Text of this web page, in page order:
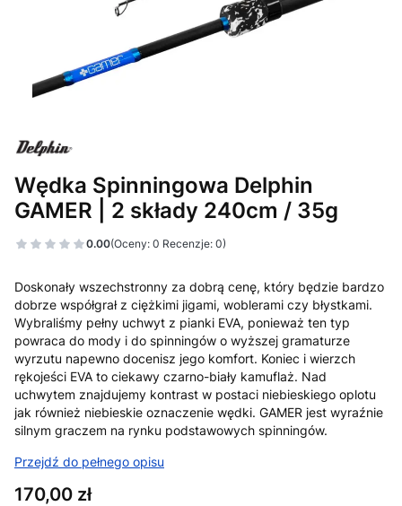
Wędka Spinningowa Delphin
GAMER | 2 składy 240cm / 35g
0.00(Oceny: 0 Recenzje: 0)
Doskonały wszechstronny za dobrą cenę, który będzie bardzo
dobrze współgrał z ciężkimi jigami, woblerami czy błystkami.
Wybraliśmy pełny uchwyt z pianki EVA, ponieważ ten typ
powraca do mody i do spinningów o wyższej gramaturze
wyrzutu napewno docenisz jego komfort. Koniec i wierzch
rękojeści EVA to ciekawy czarno-biały kamuflaż. Nad
uchwytem znajdujemy kontrast w postaci niebieskiego oplotu
jak również niebieskie oznaczenie wędki. GAMER jest wyraźnie
silnym graczem na rynku podstawowych spinningów.
Przejdź do pełnego opisu
Cena
170,00 zł